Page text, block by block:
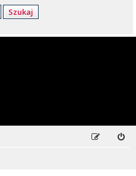
Szukaj